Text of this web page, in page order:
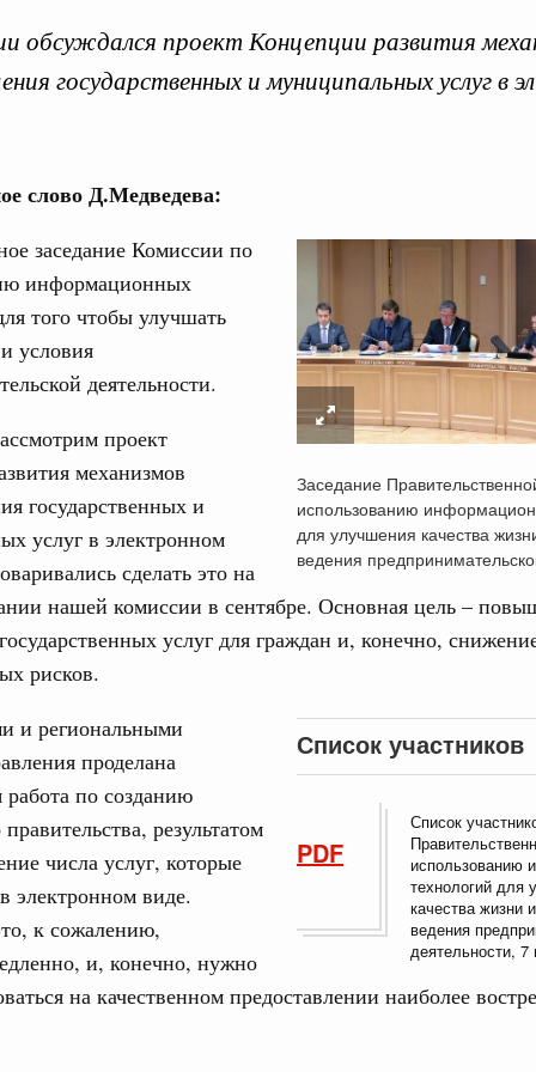
обсуждался проект Концепции развития
государственных и муниципальных услуг в
слово Д.Медведева:
Заседание
использованию
для улучшения качества
ведения
заседание Комиссии по
информационных
того чтобы улучшать
условия
деятельности.
проект
механизмов
государственных и
услуг в электронном
сделать это на
нашей комиссии в сентябре. Основная цель –
услуг для граждан и, конечно,
рисков.
Список участников
PDF
Список
использованию
технологий для
качества жизни
ведения
деятельности, 7
и региональными
проделана
работа по созданию
результатом
числа услуг, которые
электронном виде.
к сожалению,
и, конечно, нужно
на качественном предоставлении наиболее
комиссии по
объектов федерального значения
для жизни»
участков, ведущих к спортивным
«Инфраструктура для жизни»
и руководитель Росмолодёжи Григорий
проекта «Кольцо открытий»
на пространстве СНГ
совета в узком составе
с Министром промышленности,
Мохаммадом Атабаком
научно-популярного туризма в
науки и технологий
со странами СНГ на двусторонней основе
VIII Российско-Киргизского
Киргизской межрегиональной
трассах открылись
3
10
24
Для
Архив